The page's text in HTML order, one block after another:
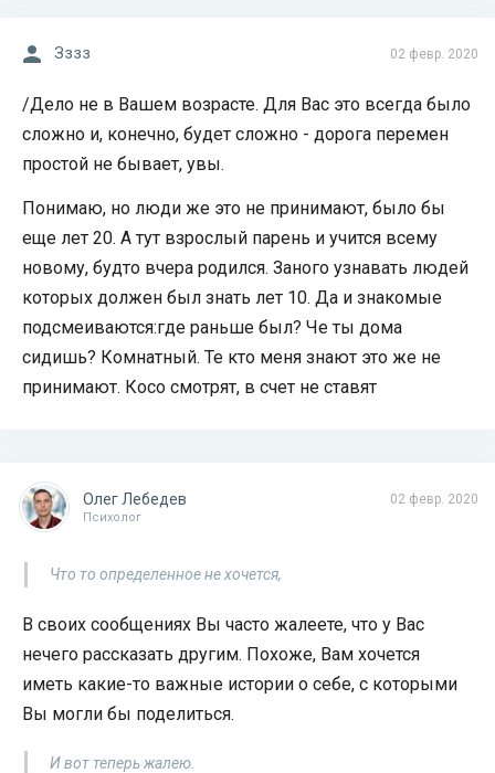
02 февр. 2020
Зззз
/Дело не в Вашем возрасте. Для Вас это всегда было
сложно и, конечно, будет сложно - дорога перемен
простой не бывает, увы.
Понимаю, но люди же это не принимают, было бы
еще лет 20. А тут взрослый парень и учится всему
новому, будто вчера родился. Заного узнавать людей
которых должен был знать лет 10. Да и знакомые
подсмеиваются:где раньше был? Че ты дома
сидишь? Комнатный. Те кто меня знают это же не
принимают. Косо смотрят, в счет не ставят
02 февр. 2020
Олег Лебедев
Психолог
Что то определенное не хочется,
В своих сообщениях Вы часто жалеете, что у Вас
нечего рассказать другим. Похоже, Вам хочется
иметь какие-то важные истории о себе, с которыми
Вы могли бы поделиться.
И вот теперь жалею.